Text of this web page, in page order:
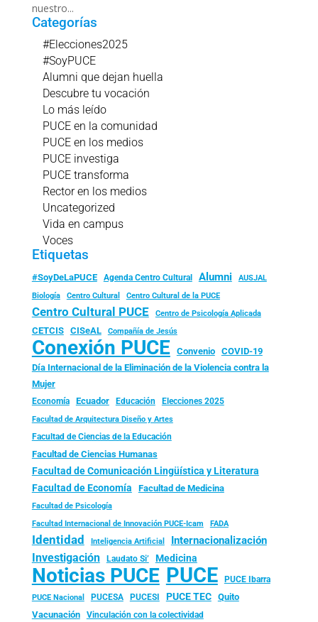
nuestro...
Categorías
#Elecciones2025
#SoyPUCE
Alumni que dejan huella
Descubre tu vocación
Lo más leído
PUCE en la comunidad
PUCE en los medios
PUCE investiga
PUCE transforma
Rector en los medios
Uncategorized
Vida en campus
Voces
Etiquetas
#SoyDeLaPUCE Agenda Centro Cultural Alumni
AUSJAL
Biología
Centro Cultural Centro Cultural de la PUCE
Centro Cultural PUCE Centro de Psicología Aplicada
CETCIS CISeAL Compañía de Jesús
Conexión PUCE Convenio
COVID-19
Día Internacional de la Eliminación de la Violencia contra la
Mujer
Economía Ecuador Educación Elecciones 2025
Facultad de Arquitectura Diseño y Artes
Facultad de Ciencias de la Educación
Facultad de Ciencias Humanas
Facultad de Comunicación Lingüística y Literatura
Facultad de Economía Facultad de Medicina
Facultad de Psicología
Facultad Internacional de Innovación PUCE-Icam FADA
Identidad Inteligencia Artificial Internacionalización
Investigación Laudato Si’ Medicina
Noticias PUCE PUCE PUCE Ibarra
PUCE Nacional PUCESA PUCESI PUCE TEC
Quito
Vacunación
Vinculación con la colectividad